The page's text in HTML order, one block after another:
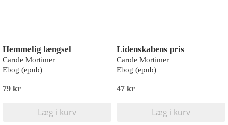
Hemmelig længsel
Carole Mortimer
Ebog (epub)
79 kr
Læg i kurv
Lidenskabens pris
Carole Mortimer
Ebog (epub)
47 kr
Læg i kurv